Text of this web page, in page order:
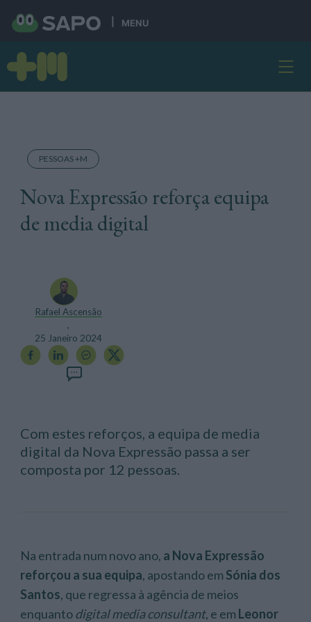
MENU
PESSOAS +M
Nova Expressão reforça equipa
de media digital
Rafael Ascensão
,
25 Janeiro 2024
Com estes reforços, a equipa de media
digital da Nova Expressão passa a ser
composta por 12 pessoas.
Na entrada num novo ano, a Nova Expressão
reforçou a sua equipa, apostando em Sónia dos
Santos, que regressa à agência de meios
enquantodigital media consultant, e em Leonor